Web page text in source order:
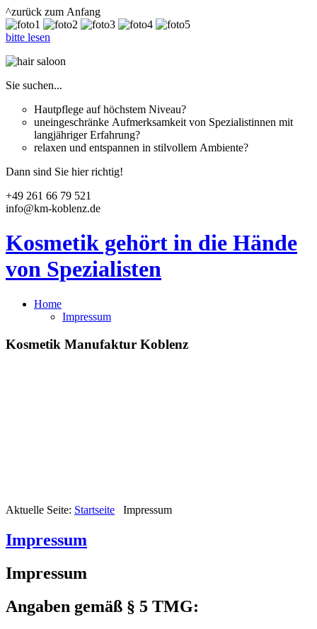
^zurück zum Anfang
bitte lesen
Sie suchen...
Hautpflege auf höchstem Niveau?
uneingeschränke Aufmerksamkeit von Spezialistinnen mit
langjähriger Erfahrung?
relaxen und entspannen in stilvollem Ambiente?
Dann sind Sie hier richtig!
+49 261 66 79 521
info@km-koblenz.de
Kosmetik gehört in die Hände
von Spezialisten
Home
Impressum
Kosmetik Manufaktur Koblenz
Aktuelle Seite: Startseite Impressum
Impressum
Impressum
Angaben gemäß § 5 TMG: